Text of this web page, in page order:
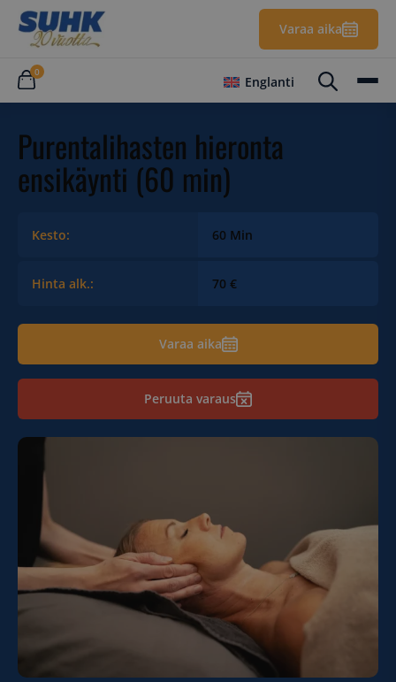
Varaa aika
0
Englanti
Purentalihasten hieronta
ensikäynti (60 min)
Kesto: 60 Min
Hinta alk.: 70 €
Varaa aika
Peruuta varaus